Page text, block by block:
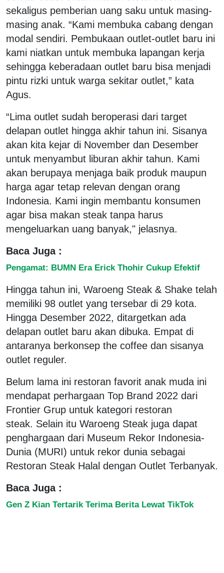
sekaligus pemberian uang saku untuk masing-
masing anak. “Kami membuka cabang dengan
modal sendiri. Pembukaan outlet-outlet baru ini
kami niatkan untuk membuka lapangan kerja
sehingga keberadaan outlet baru bisa menjadi
pintu rizki untuk warga sekitar outlet,” kata
Agus.
“Lima outlet sudah beroperasi dari target
delapan outlet hingga akhir tahun ini. Sisanya
akan kita kejar di November dan Desember
untuk menyambut liburan akhir tahun. Kami
akan berupaya menjaga baik produk maupun
harga agar tetap relevan dengan orang
Indonesia. Kami ingin membantu konsumen
agar bisa makan steak tanpa harus
mengeluarkan uang banyak," jelasnya.
Baca Juga :
Pengamat: BUMN Era Erick Thohir Cukup Efektif
Hingga tahun ini, Waroeng Steak & Shake telah
memiliki 98 outlet yang tersebar di 29 kota.
Hingga Desember 2022, ditargetkan ada
delapan outlet baru akan dibuka. Empat di
antaranya berkonsep the coffee dan sisanya
outlet reguler.
Belum lama ini restoran favorit anak muda ini
mendapat perhargaan Top Brand 2022 dari
Frontier Grup untuk kategori restoran
steak. Selain itu Waroeng Steak juga dapat
penghargaan dari Museum Rekor Indonesia-
Dunia (MURI) untuk rekor dunia sebagai
Restoran Steak Halal dengan Outlet Terbanyak.
Baca Juga :
Gen Z Kian Tertarik Terima Berita Lewat TikTok